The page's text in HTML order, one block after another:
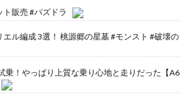
販売 #パズドラ
エル編成 3選！ 桃源郷の星墓 #モンスト #破壊の
乗！やっぱり上質な乗り心地と走りだった【A6